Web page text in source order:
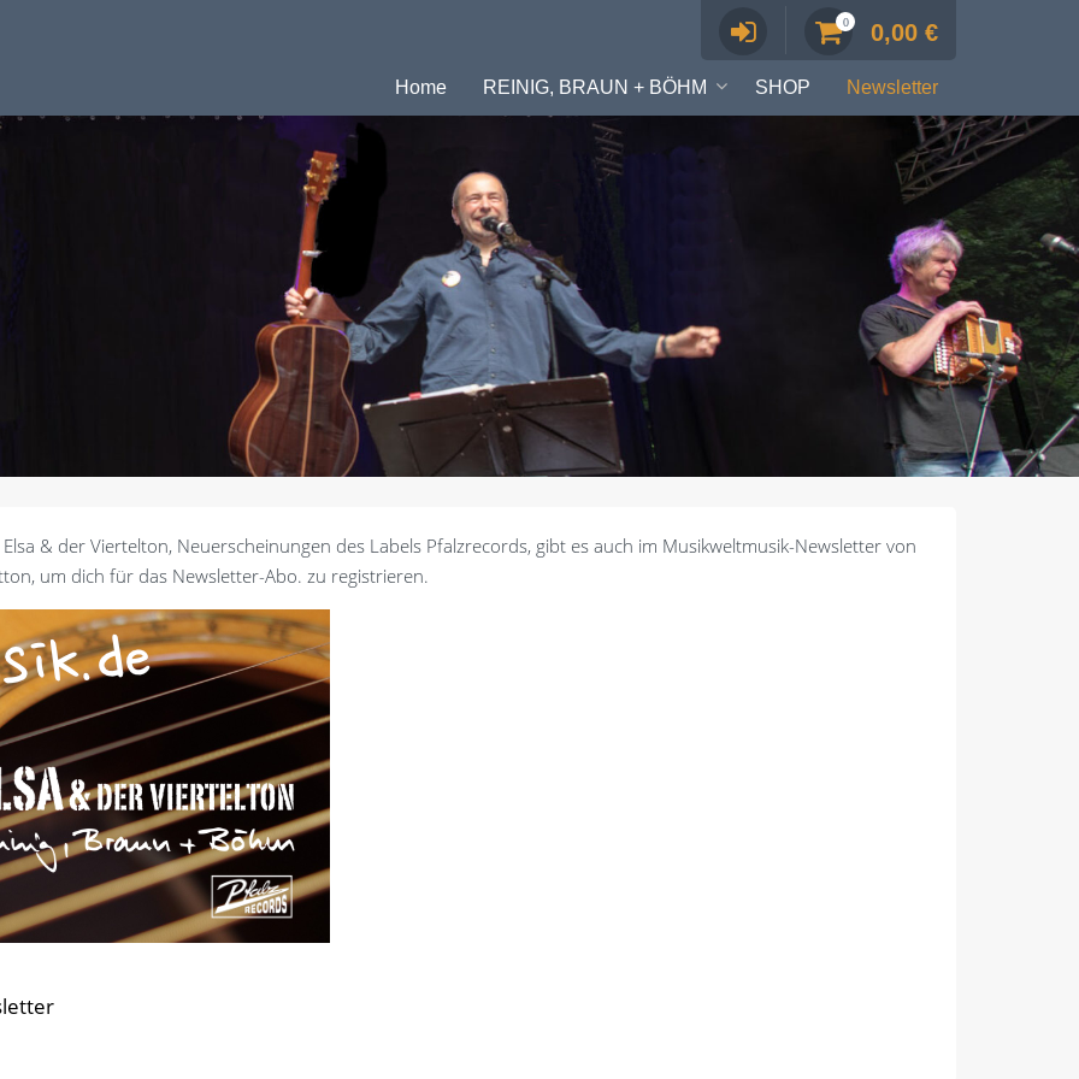
0 0,00 €
Home REINIG, BRAUN + BÖHM SHOP Newsletter
& der Viertelton, Neuerscheinungen des Labels Pfalzrecords, gibt es auch im Musikweltmusik-Newsletter von
um dich für das Newsletter-Abo. zu registrieren.